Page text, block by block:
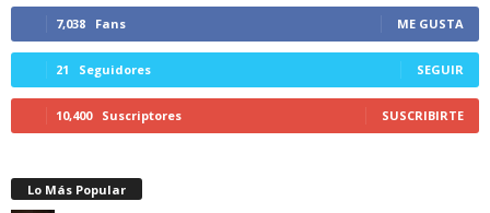
7,038 Fans ME GUSTA
21 Seguidores SEGUIR
10,400 Suscriptores SUSCRIBIRTE
Lo Más Popular